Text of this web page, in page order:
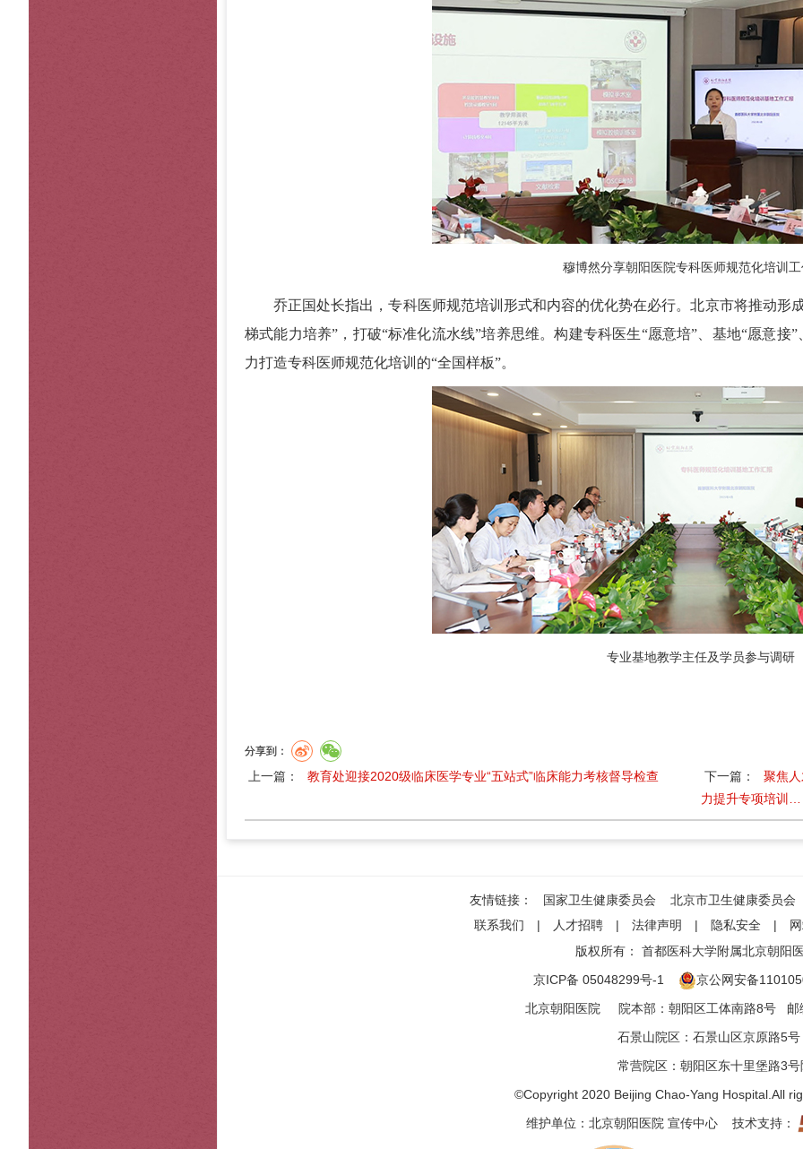
穆博然分享朝阳医院专科医师规范化培训
乔正国处长指出，专科医师规范培训形式和内容的优化势在必行。北京市将推动形
梯式能力培养”，打破“标准化流水线”培养思维。构建专科医生“愿意培”、基地“愿意接
力打造专科医师规范化培训的“全国样板”。
专业基地教学主任及学员参与调研
分享到：
上一篇： 教育处迎接2020级临床医学专业“五站式”临床能力考核督导检查 下一篇：
聚焦
力提升专项培训…
友情链接： 国家卫生健康委员会
北京市卫生健康委员会
联系我们
| 人才招聘 | 法律声明 | 隐私安全 |
版权所有： 首都医科大学附属北京朝阳
京ICP备 05048299号-1
京公网安备
北京朝阳医院
院本部 ： 朝阳区工体南路8号 邮
石景山院区 ： 石景山区京原路5号
常营院区 ： 朝阳区东十里堡路3号
©Copyright 2020 Beijing Chao-Yang Hospital.All
维护单位：北京朝阳医院 宣传中心 技术支持：